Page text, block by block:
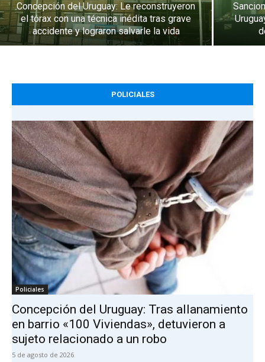
Concepción del Uruguay: Le reconstruyeron
el tórax con una técnica inédita tras grave
accidente y lograron salvarle la vida
POLICIALES
Policiales
Concepción del Uruguay: Tras allanamiento
en barrio «100 Viviendas», detuvieron a
sujeto relacionado a un robo
5 de agosto de 2026